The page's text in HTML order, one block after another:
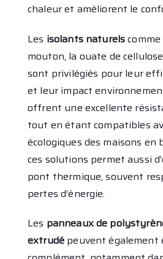
chaleur et améliorent le
Les isolants naturels
mouton, la ouate de
sont privilégiés pour leur
et leur impact
offrent une excellente
tout en étant compatibles
écologiques des maisons en
ces solutions permet aussi
pont thermique, souvent
pertes d’énergie.
Les panneaux de
extrudé peuvent également